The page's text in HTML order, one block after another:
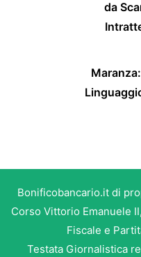
da
Bonificobancario.it di
Corso Vittorio Emanuele
Fiscale e
Testata Giornalistica